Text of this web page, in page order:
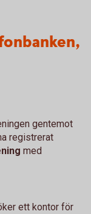
gentemot
registrerat
med
ett kontor för